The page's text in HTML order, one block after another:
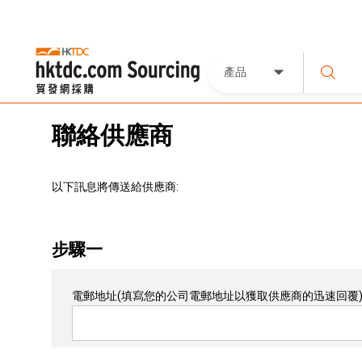
產品
聯絡供應商
以下訊息將傳送給供應商:
步驟一
電郵地址(填寫您的公司電郵地址以獲取供應商的迅速回覆)